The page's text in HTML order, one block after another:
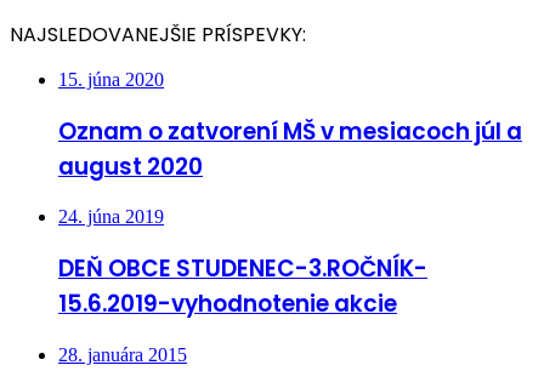
NAJSLEDOVANEJŠIE PRÍSPEVKY:
15. júna 2020
Oznam o zatvorení MŠ v mesiacoch júl a
august 2020
24. júna 2019
DEŇ OBCE STUDENEC-3.ROČNÍK-
15.6.2019-vyhodnotenie akcie
28. januára 2015